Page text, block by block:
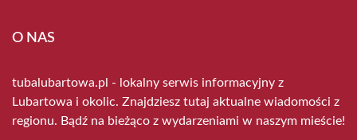
O NAS
tubalubartowa.pl - lokalny serwis informacyjny z
Lubartowa i okolic. Znajdziesz tutaj aktualne wiadomości z
regionu. Bądź na bieżąco z wydarzeniami w naszym mieście!